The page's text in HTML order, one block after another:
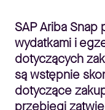
SAP Ariba
wydatkami i
dotyczących
są wstępnie
dotyczące
przebiegi